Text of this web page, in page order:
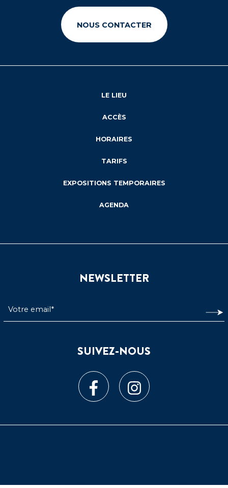
NOUS CONTACTER
LE LIEU
ACCÈS
HORAIRES
TARIFS
EXPOSITIONS TEMPORAIRES
AGENDA
NEWSLETTER
SUIVEZ-NOUS